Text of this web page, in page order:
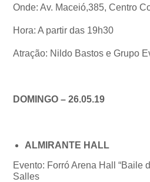
Onde: Av. Maceió,385, Centro
Hora: A partir das 19h30
Atração: Nildo Bastos e Grupo
DOMINGO – 26.05.19
ALMIRANTE HALL
Evento: Forró Arena Hall “Baile
Salles